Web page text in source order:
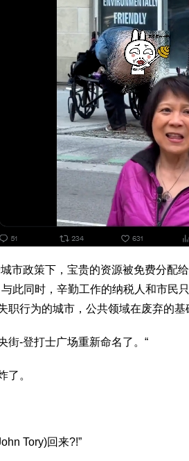
市政策下，宝贵的资源被免费分配
此同时，辛勤工作的纳税人和市民
职行为的城市，公共领域在废弃的基
街-登打士广场重新命名了。“
了。
Tory)回来?!”